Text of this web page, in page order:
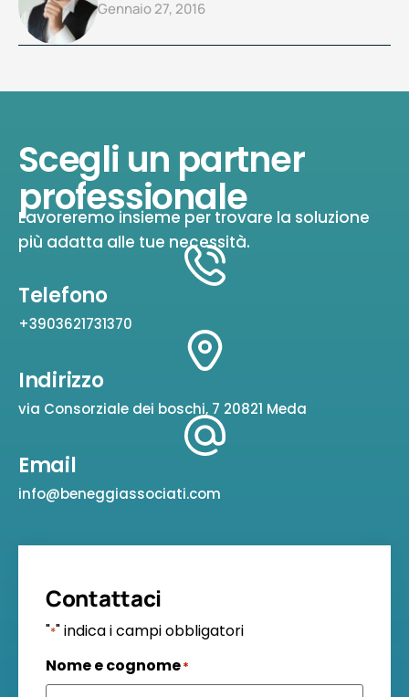
Gennaio 27, 2016
Scegli un partner
professionale
Lavoreremo insieme per trovare la soluzione
più adatta alle tue necessità.
Telefono
+3903621731370
Indirizzo
via Consorziale dei boschi, 7 20821 Meda
Email
info@beneggiassociati.com
Contattaci
"*" indica i campi obbligatori
Nome e cognome*